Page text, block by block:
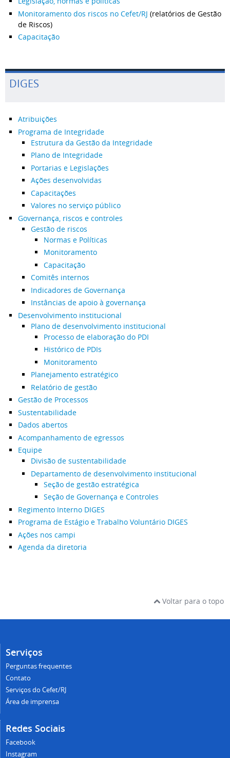
Monitoramento dos riscos no Cefet/RJ (relatórios de Gestão
de Riscos)
Capacitação
DIGES
Atribuições
Programa de Integridade
Estrutura da Gestão da Integridade
Plano de Integridade
Portarias e Legislações
Ações desenvolvidas
Capacitações
Valores no serviço público
Governança, riscos e controles
Gestão de riscos
Normas e Políticas
Monitoramento
Capacitação
Comitês internos
Indicadores de Governança
Instâncias de apoio à governança
Desenvolvimento institucional
Plano de desenvolvimento institucional
Processo de elaboração do PDI
Histórico de PDIs
Monitoramento
Planejamento estratégico
Relatório de gestão
Gestão de Processos
Sustentabilidade
Dados abertos
Acompanhamento de egressos
Equipe
Divisão de sustentabilidade
Departamento de desenvolvimento institucional
Seção de gestão estratégica
Seção de Governança e Controles
Regimento Interno DIGES
Programa de Estágio e Trabalho Voluntário DIGES
Ações nos campi
Agenda da diretoria
Voltar para o topo
Serviços
Perguntas frequentes
Contato
Serviços do Cefet/RJ
Área de imprensa
Redes Sociais
Facebook
Instagram